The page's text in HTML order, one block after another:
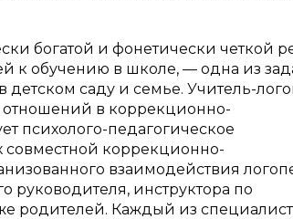
богатой и фонетически четкой
к обучению в школе, — одна из
саду и семье. Учитель-
отношений в коррекционно-
психолого-педагогическое
коррекционно-
взаимодействия
руководителя, инструктора по
родителей. Каждый из